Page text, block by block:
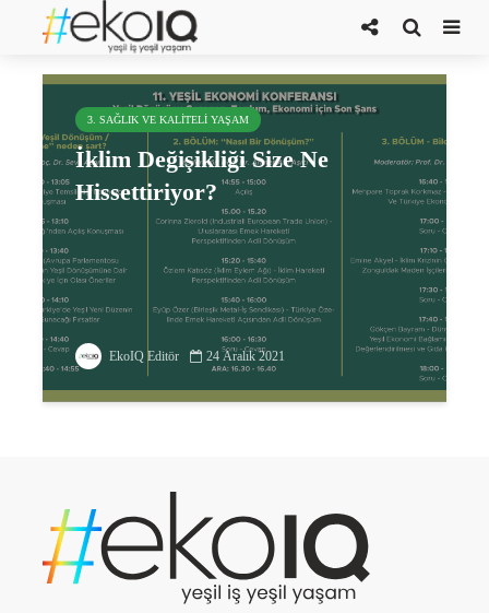
eko-yas
3. SAĞLIK VE KALITELI YAŞAM
İklim Değişikliği Size Ne
Hissettiriyor?
EkoIQ Editör 24 Aralık 2021